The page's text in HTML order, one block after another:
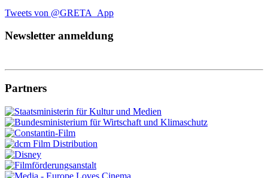
Tweets von @GRETA_App
Newsletter anmeldung
Partners